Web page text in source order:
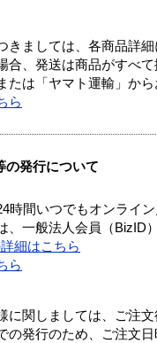
きましては、各商品詳
合、発送は商品がすべて
は「ヤマト運輸」か
ら
の発行について
時間いつでもオンライ
一般法人会員（BizID
細はこちら
ら
に関しましては、ご注文
の発行のため、ご注文